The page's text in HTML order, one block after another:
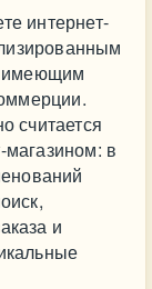
интернет-
имеющим
считается
в
и